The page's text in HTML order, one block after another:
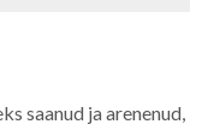
saanud ja arenenud,